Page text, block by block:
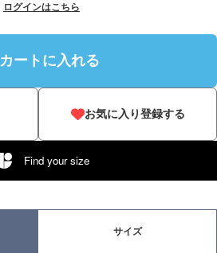
ログインはこちら
カートに入れる
お気に入り登録する
Find your size
サイズ